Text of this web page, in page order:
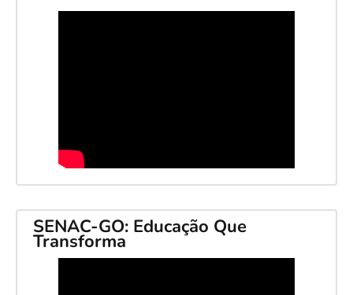
SENAC-GO: Educação Que
Transforma